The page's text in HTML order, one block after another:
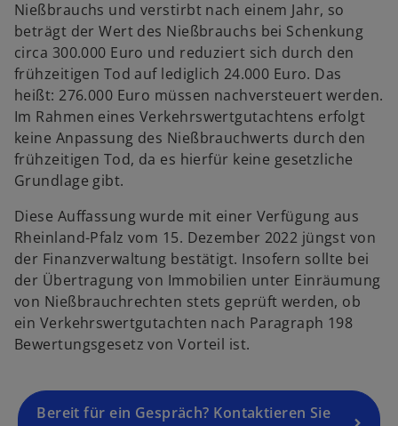
Nießbrauchs und verstirbt nach einem Jahr, so
beträgt der Wert des Nießbrauchs bei Schenkung
circa 300.000 Euro und reduziert sich durch den
frühzeitigen Tod auf lediglich 24.000 Euro. Das
heißt: 276.000 Euro müssen nachversteuert werden.
Im Rahmen eines Verkehrswertgutachtens erfolgt
keine Anpassung des Nießbrauchwerts durch den
frühzeitigen Tod, da es hierfür keine gesetzliche
Grundlage gibt.
Diese Auffassung wurde mit einer Verfügung aus
Rheinland-Pfalz vom 15. Dezember 2022 jüngst von
der Finanzverwaltung bestätigt. Insofern sollte bei
der Übertragung von Immobilien unter Einräumung
von Nießbrauchrechten stets geprüft werden, ob
ein Verkehrswertgutachten nach Paragraph 198
Bewertungsgesetz von Vorteil ist.
Bereit für ein Gespräch? Kontaktieren Sie
d
r
n
e
e